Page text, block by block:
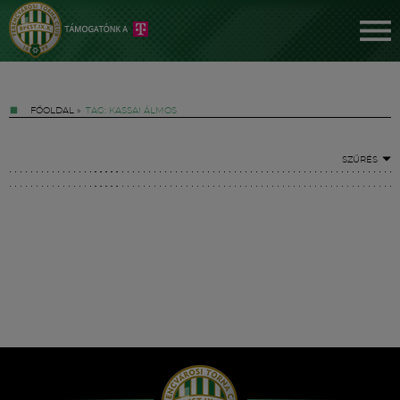
FŐOLDAL » TAG: KASSAI ÁLMOS
SZŰRÉS
Hírek